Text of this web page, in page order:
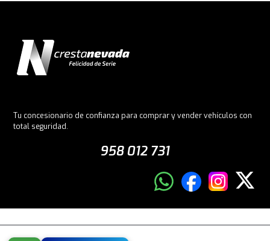
Tu concesionario de confianza para comprar y vender vehículos con
total seguridad.
958 012 731